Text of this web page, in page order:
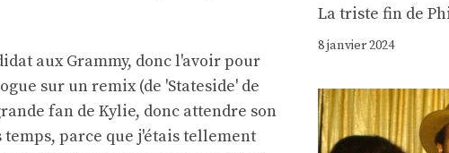
aux Grammy, donc l'avoir pour
sur un remix (de 'Stateside' de
fan de Kylie, donc attendre son
parce que j'étais tellement
La triste fin de
8 janvier 2024